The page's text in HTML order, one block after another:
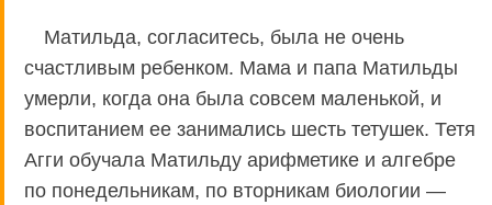
Матильда, согласитесь, была не очень
счастливым ребенком. Мама и папа Матильды
умерли, когда она была совсем маленькой, и
воспитанием ее занимались шесть тетушек. Тетя
Aгги обучала Матильду арифметике и алгебре
по понедельникам, по вторникам биологии —